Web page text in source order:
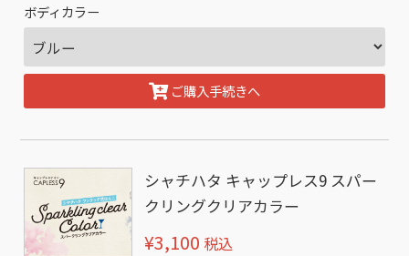
ボディカラー
ご購入手続きへ
シャチハタ キャップレス9 スパー
クリングクリアカラー
¥3,100 税込